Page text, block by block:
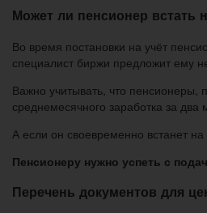
Может ли пенсионер встать
Во время постановки на учёт
специалист биржи предложит ему
Важно учитывать, что
среднемесячного заработка за два
А если он своевременно встанет
Пенсионеру нужно успеть с
Перечень документов для